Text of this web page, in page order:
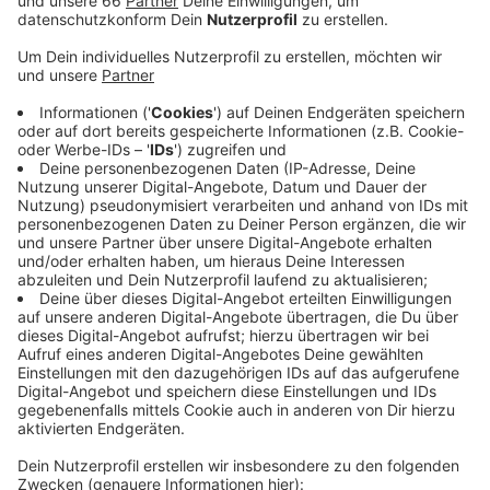
Flüsterasphaltauf einem Teil der Straße.
Veröffentlicht: Freitag, 10.07.2020 12:42
Anzeige
Der Südring zwischen Münchener- und Aachener
Straße wird noch einmal zum Nadelöhr. Und zwar in
Fahrtrichtung Neuss. Ab 20 Uhr steht an dieser Stelle
für Autofahrer nur noch eine Spur zur Verfügung. Die
Autos werden dort über den Seitenstreifen geführt.
Das kann zu erheblichen Rückstaus führen. Die
Fahrbahnsanierung kostet rund 250.000 Euro und
dauert das gesamte Wochenende über.
Montagmorgen vor dem Berufsverkehr sollen alle
Arbeiten abgeschlossen sein.
Sommerbaustellen in den Sommerferien 2020